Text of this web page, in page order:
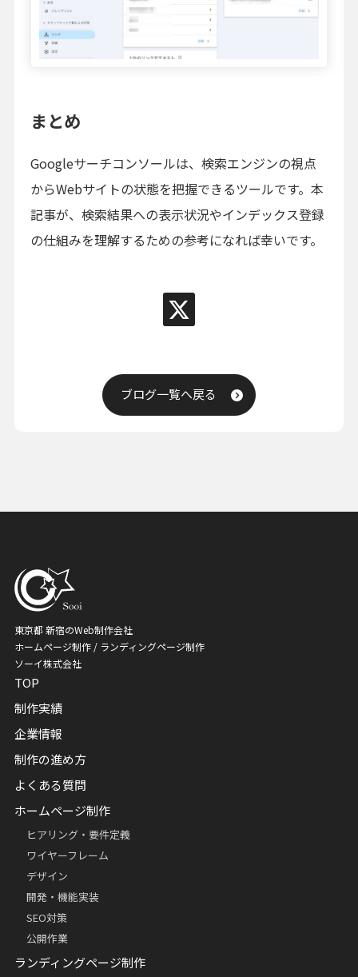
まとめ
Googleサーチコンソールは、検索エンジンの視点
からWebサイトの状態を把握できるツールです。本
記事が、検索結果への表示状況やインデックス登録
の仕組みを理解するための参考になれば幸いです。
ブログ一覧へ戻る
東京都 新宿のWeb制作会社
ホームページ制作 / ランディングページ制作
ソーイ株式会社
TOP
制作実績
企業情報
制作の進め方
よくある質問
ホームページ制作
ヒアリング・要件定義
ワイヤーフレーム
デザイン
開発・機能実装
SEO対策
公開作業
ランディングページ制作